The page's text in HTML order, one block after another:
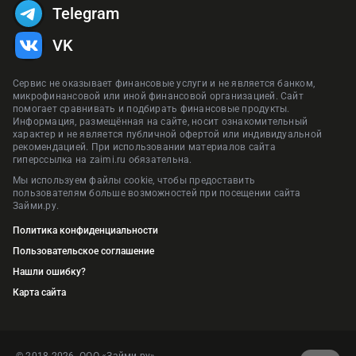
Сервис не оказывает финансовые услуги и не является банком,
микрофинансовой или иной финансовой организацией. Сайт
помогает сравнивать и подбирать финансовые продукты.
Информация, размещённая на сайте, носит ознакомительный
характер и не является публичной офертой или индивидуальной
рекомендацией. При использовании материалов сайта
гиперссылка на zaimi.ru обязательна.
Мы используем файлы cookie, чтобы предоставить
пользователям больше возможностей при посещении сайта
Займи.ру.
Политика конфиденциальности
Пользовательское соглашение
Нашли ошибку?
Карта сайта
Telegram
VK